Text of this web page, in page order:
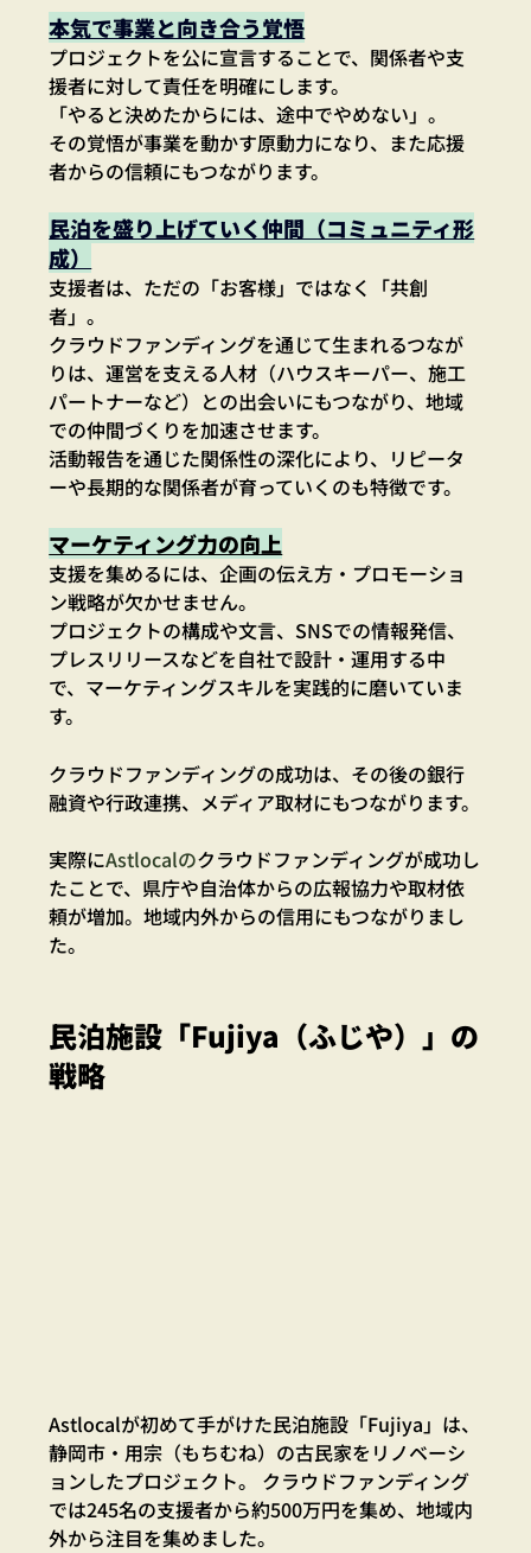
本気で事業と向き合う覚悟
プロジェクトを公に宣言することで、関係者や支
援者に対して責任を明確にします。
「やると決めたからには、途中でやめない」。
その覚悟が事業を動かす原動力になり、また応援
者からの信頼にもつながります。
民泊を盛り上げていく仲間（コミュニティ形
成）
支援者は、ただの「お客様」ではなく「共創
者」。
クラウドファンディングを通じて生まれるつなが
りは、運営を支える人材（ハウスキーパー、施工
パートナーなど）との出会いにもつながり、地域
での仲間づくりを加速させます。
活動報告を通じた関係性の深化により、リピータ
ーや長期的な関係者が育っていくのも特徴です。
マーケティング力の向上
支援を集めるには、企画の伝え方・プロモーショ
ン戦略が欠かせません。
プロジェクトの構成や文言、SNSでの情報発信、
プレスリリースなどを自社で設計・運用する中
で、マーケティングスキルを実践的に磨いていま
す。
クラウドファンディングの成功は、その後の銀行
融資や行政連携、メディア取材にもつながります。
実際にAstlocalのクラウドファンディングが成功し
たことで、県庁や自治体からの広報協力や取材依
頼が増加。地域内外からの信用にもつながりまし
た。
民泊施設「Fujiya（ふじや）」の
戦略
Astlocalが初めて手がけた民泊施設「Fujiya」は、
静岡市・用宗（もちむね）の古民家をリノベーシ
ョンしたプロジェクト。 クラウドファンディング
では245名の支援者から約500万円を集め、地域内
外から注目を集めました。